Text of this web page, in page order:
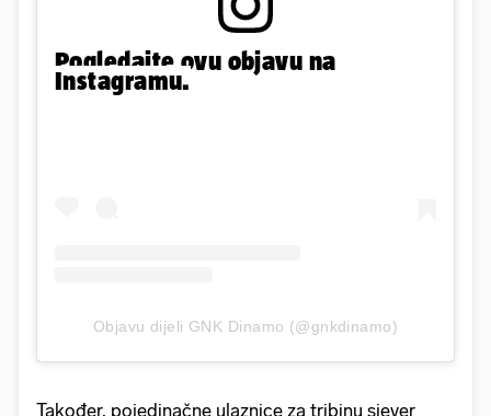
Pogledajte ovu objavu na
Instagramu.
Objavu dijeli GNK Dinamo (@gnkdinamo)
Također, pojedinačne ulaznice za tribinu sjever